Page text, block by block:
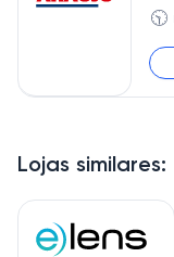
Lojas similares:
🕥